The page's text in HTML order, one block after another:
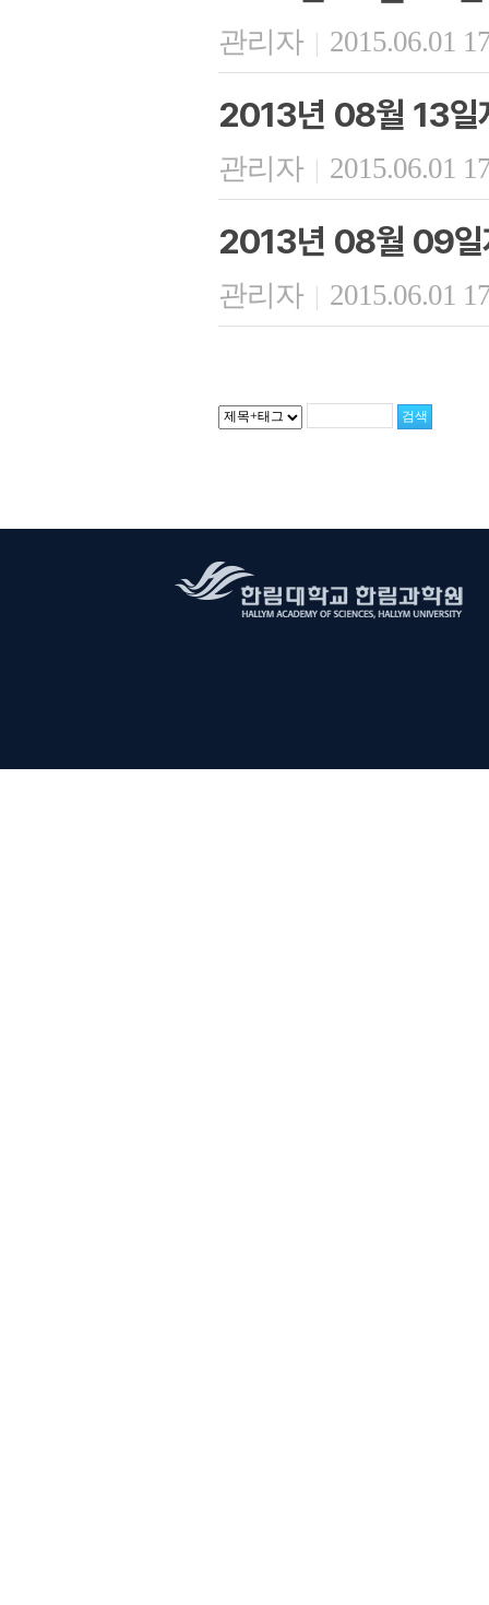
관리자 | 2015.06.01
2013년 08월 13일
관리자 | 2015.06.01
2013년 08월 09일
관리자 | 2015.06.01